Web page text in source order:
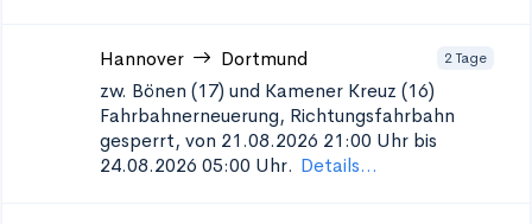
Hannover Dortmund 2 Tage
zw. Bönen (17) und Kamener Kreuz (16)
Fahrbahnerneuerung, Richtungsfahrbahn
gesperrt, von 21.08.2026 21:00 Uhr bis
24.08.2026 05:00 Uhr. Details...